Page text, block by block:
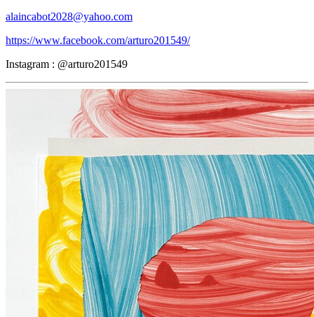
alaincabot2028@yahoo.com
https://www.facebook.com/arturo201549/
Instagram : @arturo201549